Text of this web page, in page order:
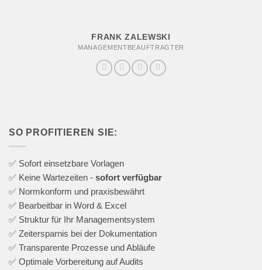
FRANK ZALEWSKI
MANAGEMENTBEAUFTRAGTER
SO PROFITIEREN SIE:
✅ Sofort einsetzbare Vorlagen
✅ Keine Wartezeiten - sofort verfügbar
✅ Normkonform und praxisbewährt
✅ Bearbeitbar in Word & Excel
✅ Struktur für Ihr Managementsystem
✅ Zeitersparnis bei der Dokumentation
✅ Transparente Prozesse und Abläufe
✅ Optimale Vorbereitung auf Audits